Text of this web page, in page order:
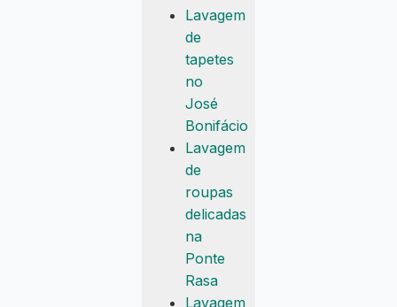
Lavagem
de
tapetes
no
José
Bonifácio
Lavagem
de
roupas
delicadas
na
Ponte
Rasa
Lavagem